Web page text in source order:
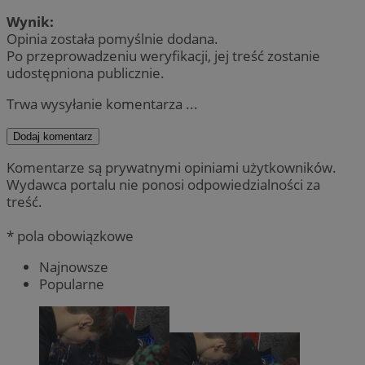
Wynik:
Opinia została pomyślnie dodana.
Po przeprowadzeniu weryfikacji, jej treść zostanie
udostępniona publicznie.
Trwa wysyłanie komentarza ...
Dodaj komentarz
Komentarze są prywatnymi opiniami użytkowników.
Wydawca portalu nie ponosi odpowiedzialności za
treść.
* pola obowiązkowe
Najnowsze
Popularne